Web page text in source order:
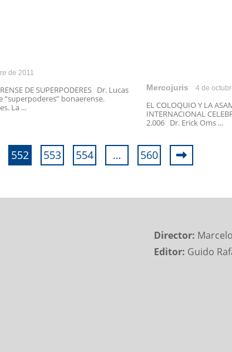
de 2011
DE SUPERPODERES Dr. Lucas
bonaerense.
La ...
Mercojuris 4 de
EL COLOQUIO Y LA
INTERNACIONAL
2.006 Dr. Erick Oms ...
552 553 554 … 560
Director:
Editor: Guido